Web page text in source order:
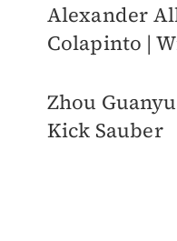
Alexander
Colapinto |
Zhou
Kick Sauber